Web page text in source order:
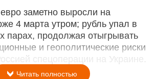
заметно выросли на
4 марта утром; рубль упал в
парах, продолжая отыгрывать
и геополитические риски
спецоперации на Украине.
Читать полностью